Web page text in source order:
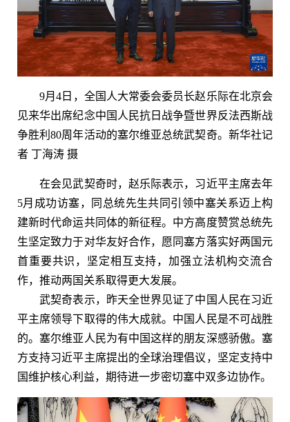
9月4日，全国人大常委会委员长赵乐际在北京会
见来华出席纪念中国人民抗日战争暨世界反法西斯战
争胜利80周年活动的塞尔维亚总统武契奇。新华社记
者 丁海涛 摄
在会见武契奇时，赵乐际表示，习近平主席去年
5月成功访塞，同总统先生共同引领中塞关系迈上构
建新时代命运共同体的新征程。中方高度赞赏总统先
生坚定致力于对华友好合作，愿同塞方落实好两国元
首重要共识，坚定相互支持，加强立法机构交流合
作，推动两国关系取得更大发展。
武契奇表示，昨天全世界见证了中国人民在习近
平主席领导下取得的伟大成就。中国人民是不可战胜
的。塞尔维亚人民为有中国这样的朋友深感骄傲。塞
方支持习近平主席提出的全球治理倡议，坚定支持中
国维护核心利益，期待进一步密切塞中双多边协作。